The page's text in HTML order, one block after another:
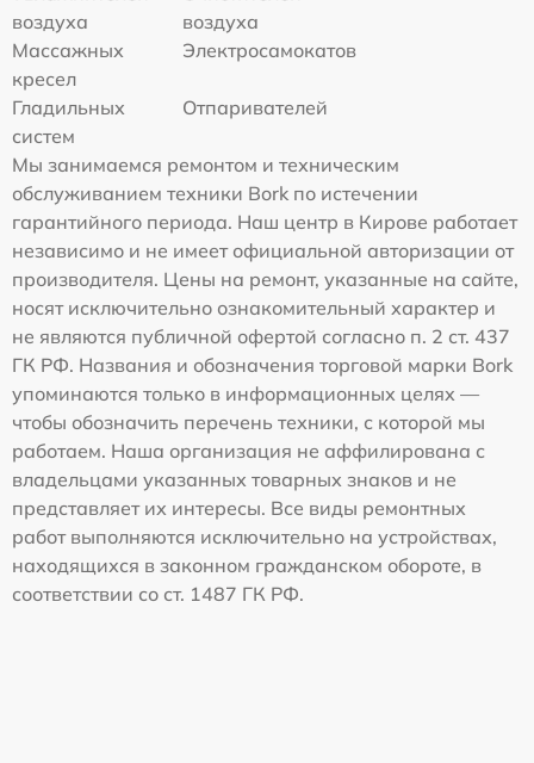
воздуха
воздуха
Массажных
кресел
Электросамокатов
Гладильных
систем
Отпаривателей
Мы занимаемся ремонтом и техническим
обслуживанием техники Bork по истечении
гарантийного периода. Наш центр в Кирове работает
независимо и не имеет официальной авторизации от
производителя. Цены на ремонт, указанные на сайте,
носят исключительно ознакомительный характер и
не являются публичной офертой согласно п. 2 ст. 437
ГК РФ. Названия и обозначения торговой марки Bork
упоминаются только в информационных целях —
чтобы обозначить перечень техники, с которой мы
работаем. Наша организация не аффилирована с
владельцами указанных товарных знаков и не
представляет их интересы. Все виды ремонтных
работ выполняются исключительно на устройствах,
находящихся в законном гражданском обороте, в
соответствии со ст. 1487 ГК РФ.